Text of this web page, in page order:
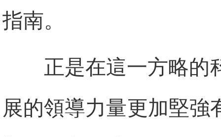
指南。
正是在這一方略的
展的領導力量更加堅強